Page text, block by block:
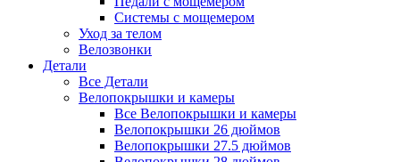
Системы с мощемером
Уход за телом
Велозвонки
Детали
Все Детали
Велопокрышки и камеры
Все Велопокрышки и камеры
Велопокрышки 26 дюймов
Велопокрышки 27.5 дюймов